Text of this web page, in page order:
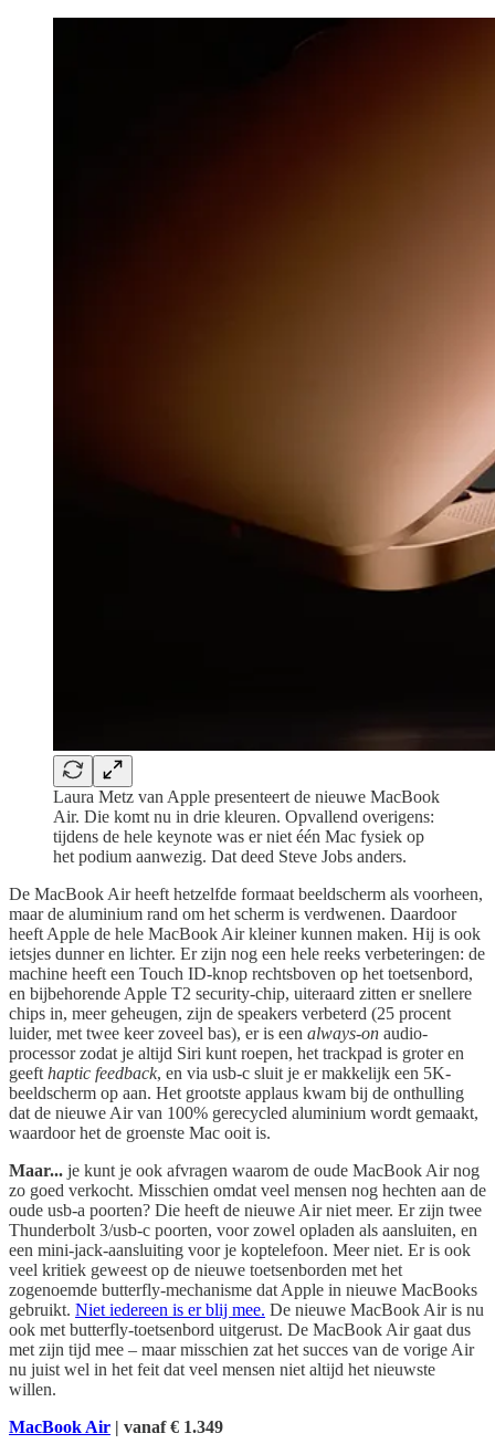
Laura Metz van Apple presenteert de nieuwe MacBook
Air. Die komt nu in drie kleuren. Opvallend overigens:
tijdens de hele keynote was er niet één Mac fysiek op
het podium aanwezig. Dat deed Steve Jobs anders.
De MacBook Air heeft hetzelfde formaat beeldscherm als voorheen,
maar de aluminium rand om het scherm is verdwenen. Daardoor
heeft Apple de hele MacBook Air kleiner kunnen maken. Hij is ook
ietsjes dunner en lichter. Er zijn nog een hele reeks verbeteringen: de
machine heeft een Touch ID-knop rechtsboven op het toetsenbord,
en bijbehorende Apple T2 security-chip, uiteraard zitten er snellere
chips in, meer geheugen, zijn de speakers verbeterd (25 procent
luider, met twee keer zoveel bas), er is een always-on audio-
processor zodat je altijd Siri kunt roepen, het trackpad is groter en
geeft haptic feedback, en via usb-c sluit je er makkelijk een 5K-
beeldscherm op aan. Het grootste applaus kwam bij de onthulling
dat de nieuwe Air van 100% gerecycled aluminium wordt gemaakt,
waardoor het de groenste Mac ooit is.
Maar... je kunt je ook afvragen waarom de oude MacBook Air nog
zo goed verkocht. Misschien omdat veel mensen nog hechten aan de
oude usb-a poorten? Die heeft de nieuwe Air niet meer. Er zijn twee
Thunderbolt 3/usb-c poorten, voor zowel opladen als aansluiten, en
een mini-jack-aansluiting voor je koptelefoon. Meer niet. Er is ook
veel kritiek geweest op de nieuwe toetsenborden met het
zogenoemde butterfly-mechanisme dat Apple in nieuwe MacBooks
gebruikt. Niet iedereen is er blij mee. De nieuwe MacBook Air is nu
ook met butterfly-toetsenbord uitgerust. De MacBook Air gaat dus
met zijn tijd mee – maar misschien zat het succes van de vorige Air
nu juist wel in het feit dat veel mensen niet altijd het nieuwste
willen.
MacBook Air | vanaf € 1.349